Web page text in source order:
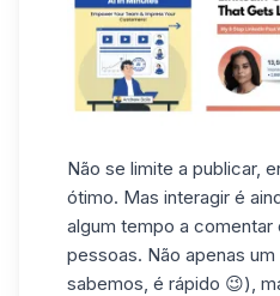
Não se limite a publicar,
ótimo. Mas interagir é
algum tempo a
pessoas. Não apenas
sabemos, é rápido 😉),